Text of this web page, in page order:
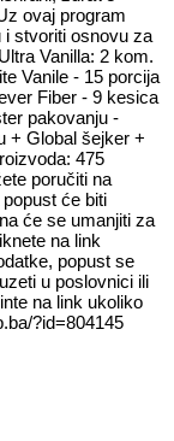
ovaj program
i stvoriti osnovu za
Vanilla: 2 kom.
Vanile - 15 porcija
Fiber - 9 kesica
pakovanju -
+ Global šejker +
475
poručiti na
će biti
će se umanjiti za
na link
popust se
u poslovnici ili
na link ukoliko
?id=804145